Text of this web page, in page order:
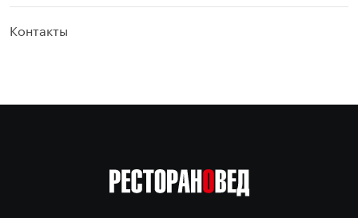
Контакты